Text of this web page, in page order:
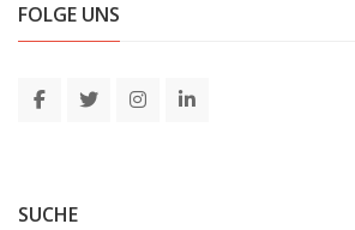
FOLGE UNS
SUCHE